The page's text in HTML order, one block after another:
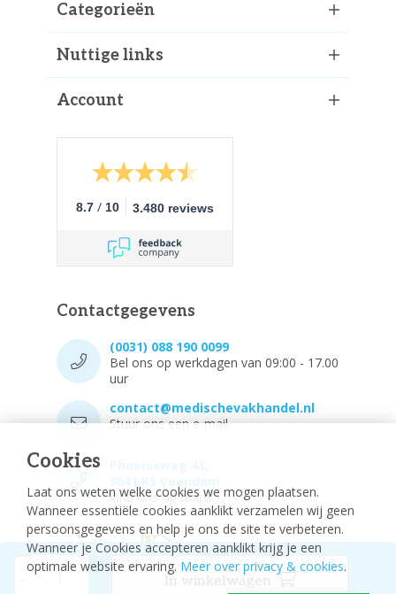
Cookies
Laat ons weten welke cookies we mogen plaatsen.
Wanneer essentiële cookies aanklikt verzamelen wij geen
persoonsgegevens en help je ons de site te verbeteren.
Wanneer je Cookies accepteren aanklikt krijg je een
optimale website ervaring. Meer over privacy & cookies.
Categorieën
Nuttige links
Account
8.7 / 10 3.480 reviews
Contactgegevens
(0031) 088 190 0099
Bel ons op werkdagen van 09:00 - 17.00
uur
contact@medischevakhandel.nl
Stuur ons een e-mail.
Vind ons op Maps.